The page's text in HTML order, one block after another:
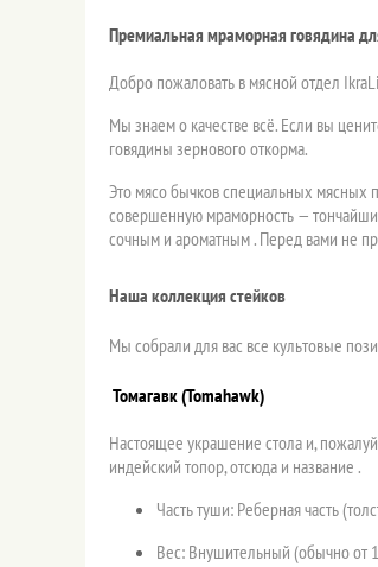
Премиальная мраморная говядина
Добро пожаловать в мясной отдел
Мы знаем о качестве всё. Если вы
говядины зернового откорма.
Это мясо бычков специальных мясных
совершенную мраморность —
сочным и ароматным . Перед вами не
Наша коллекция стейков
Мы собрали для вас все культовые
Томагавк (Tomahawk)
Настоящее украшение стола и,
индейский топор, отсюда и название .
Часть туши: Реберная часть
Вес: Внушительный (обычно от